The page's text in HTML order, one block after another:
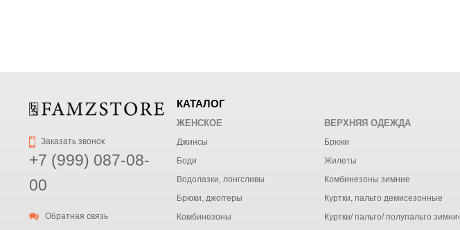
Заказать звонок
+7 (999) 087-08-
00
Обратная связь
КАТАЛОГ
ЖЕНСКОЕ
Джинсы
Боди
Водолазки, лонгсливы
Брюки, джоггеры
Комбинезоны
ВЕРХНЯЯ ОДЕЖДА
Брюки
Жилеты
Комбинезоны зимние
Куртки, пальто демисезонные
Куртки/ пальто/ полупальто зимние